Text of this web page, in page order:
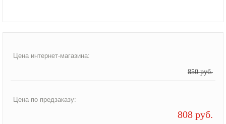
Цена интернет-магазина:
850 руб.
Цена по предзаказу:
808 руб.